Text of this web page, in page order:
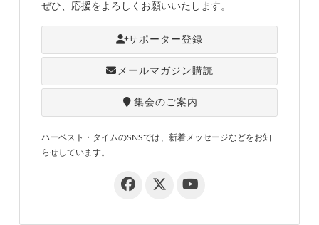
ぜひ、応援をよろしくお願いいたします。
サポーター登録
メールマガジン購読
集会のご案内
ハーベスト・タイムのSNSでは、新着メッセージなどをお知
らせしています。